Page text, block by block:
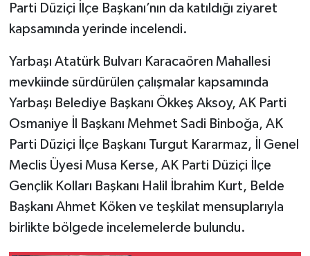
Parti Düziçi İlçe Başkanı’nın da katıldığı ziyaret
kapsamında yerinde incelendi.
Yarbaşı Atatürk Bulvarı Karacaören Mahallesi
mevkiinde sürdürülen çalışmalar kapsamında
Yarbaşı Belediye Başkanı Ökkeş Aksoy, AK Parti
Osmaniye İl Başkanı Mehmet Sadi Binboğa, AK
Parti Düziçi İlçe Başkanı Turgut Kararmaz, İl Genel
Meclis Üyesi Musa Kerse, AK Parti Düziçi İlçe
Gençlik Kolları Başkanı Halil İbrahim Kurt, Belde
Başkanı Ahmet Köken ve teşkilat mensuplarıyla
birlikte bölgede incelemelerde bulundu.